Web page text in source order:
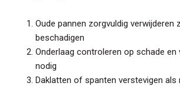
Oude pannen zorgvuldig verwijderen
beschadigen
Onderlaag controleren op schade en
nodig
Daklatten of spanten verstevigen als